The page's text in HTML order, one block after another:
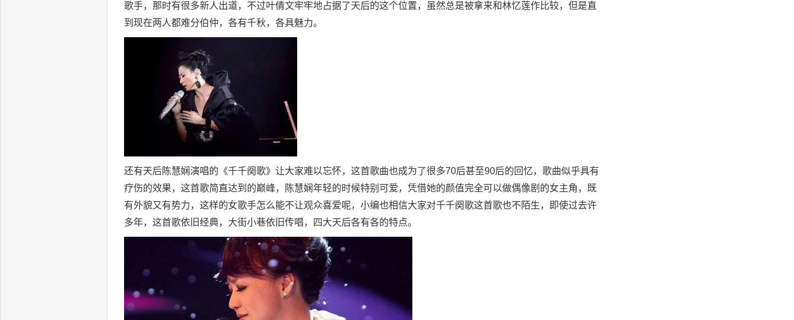
歌手，那时有很多新人出道，不过叶倩文牢牢地占据了天后的这个位置，虽然总是被拿来和林忆莲作比较，但是直
到现在两人都难分伯仲，各有千秋，各具魅力。
还有天后陈慧娴演唱的《千千阕歌》让大家难以忘怀，这首歌曲也成为了很多70后甚至90后的回忆，歌曲似乎具有
疗伤的效果，这首歌简直达到的巅峰，陈慧娴年轻的时候特别可爱，凭借她的颜值完全可以做偶像剧的女主角，既
有外貌又有势力，这样的女歌手怎么能不让观众喜爱呢，小编也相信大家对千千阕歌这首歌也不陌生，即使过去许
多年，这首歌依旧经典，大街小巷依旧传唱，四大天后各有各的特点。